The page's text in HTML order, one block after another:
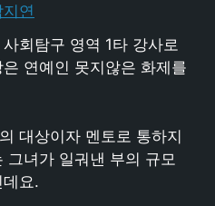
지연
회탐구 영역 1타 강사로
연예인 못지않은 화제를
대상이자 멘토로 통하지
그녀가 일궈낸 부의 규모
요.